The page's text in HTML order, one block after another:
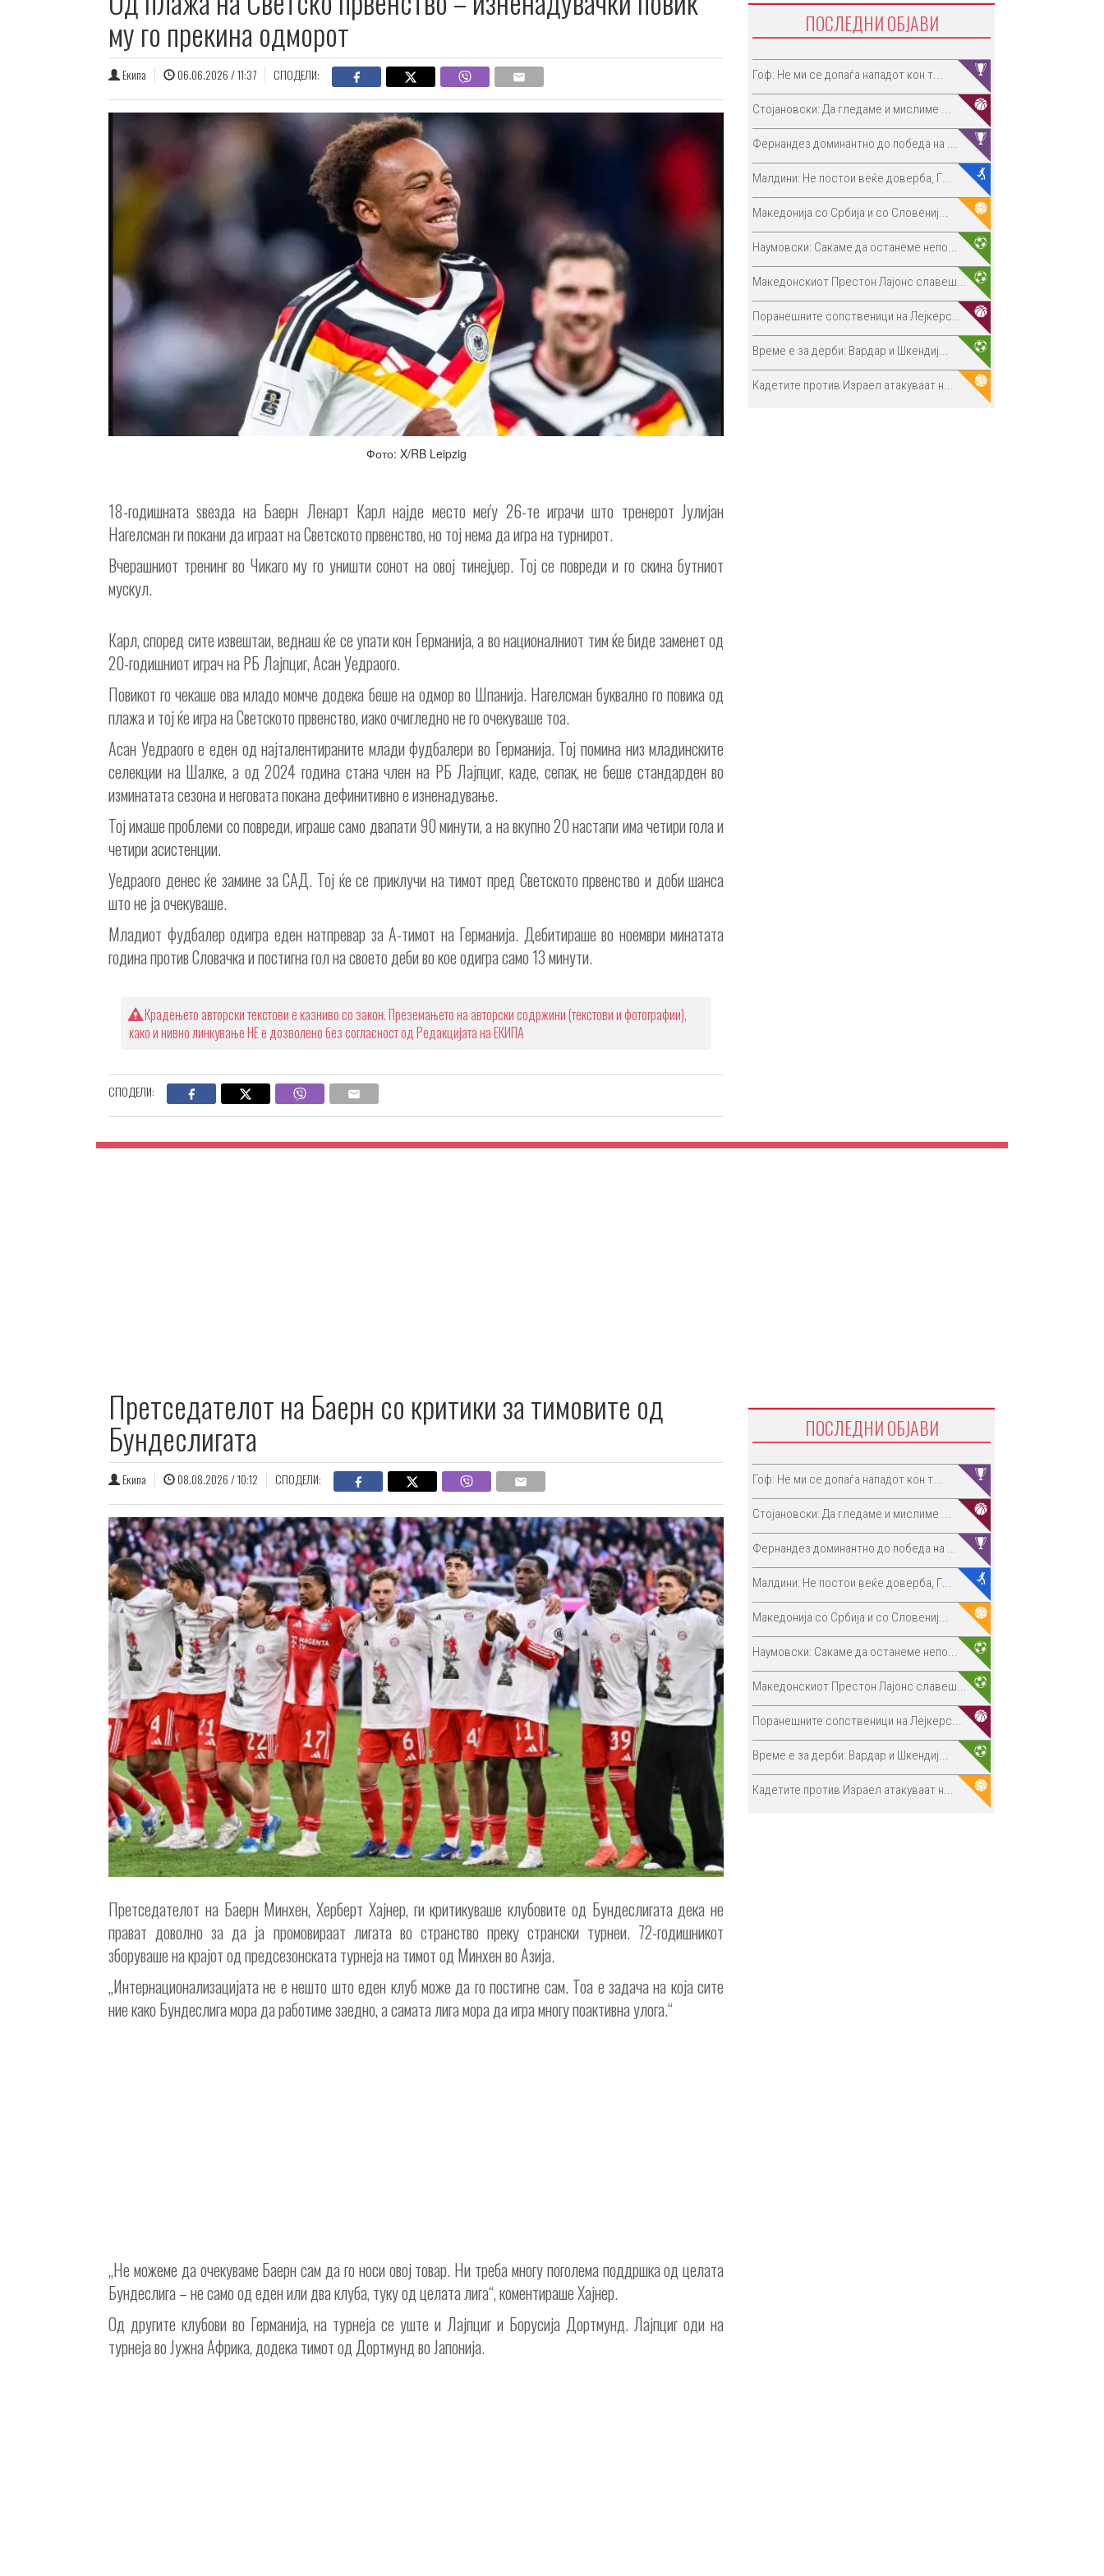
му го прекина одморот
Екипа 06.06.2026 / 11:37 СПОДЕЛИ:
Фото: X/RB Leipzig
18-годишната ѕвезда на Баерн Ленарт Карл најде место меѓу 26-те играчи што тренерот Јулијан
Нагелсман ги покани да играат на Светското првенство, но тој нема да игра на турнирот.
Вчерашниот тренинг во Чикаго му го уништи сонот на овој тинејџер. Тој се повреди и го скина бутниот
мускул.
Карл, според сите извештаи, веднаш ќе се упати кон Германија, а во националниот тим ќе биде заменет од
20-годишниот играч на РБ Лајпциг, Асан Уедраого.
Повикот го чекаше ова младо момче додека беше на одмор во Шпанија. Нагелсман буквално го повика од
плажа и тој ќе игра на Светското првенство, иако очигледно не го очекуваше тоа.
Асан Уедраого е еден од најталентираните млади фудбалери во Германија. Тој помина низ младинските
селекции на Шалке, а од 2024 година стана член на РБ Лајпциг, каде, сепак, не беше стандарден во
изминатата сезона и неговата покана дефинитивно е изненадување.
Тој имаше проблеми со повреди, играше само двапати 90 минути, а на вкупно 20 настапи има четири гола и
четири асистенции.
Уедраого денес ќе замине за САД. Тој ќе се приклучи на тимот пред Светското првенство и доби шанса
што не ја очекуваше.
Младиот фудбалер одигра еден натпревар за А-тимот на Германија. Дебитираше во ноември минатата
година против Словачка и постигна гол на своето деби во кое одигра само 13 минути.
Крадењето авторски текстови е казниво со закон. Преземањето на авторски содржини (текстови и фотографии),
како и нивно линкување НЕ е дозволено без согласност од Редакцијата на ЕКИПА
СПОДЕЛИ:
ПОСЛЕДНИ ОБЈАВИ
Гоф: Не ми се допаѓа нападот кон т...
Стојановски: Да гледаме и мислиме ...
Фернандез доминантно до победа на ...
Малдини: Не постои веќе доверба, Г...
Македонија со Србија и со Словениј...
Наумовски: Сакаме да останеме непо...
Македонскиот Престон Лајонс славеш...
Поранешните сопственици на Лејкерс...
Време е за дерби: Вардар и Шкендиј...
Кадетите против Израел атакуваат н...
Претседателот на Баерн со критики за тимовите од
Бундеслигата
Екипа 08.08.2026 / 10:12 СПОДЕЛИ:
Претседателот на Баерн Минхен, Херберт Хајнер, ги критикуваше клубовите од Бундеслигата дека не
прават доволно за да ја промовираат лигата во странство преку странски турнеи. 72-годишникот
зборуваше на крајот од предсезонската турнеја на тимот од Минхен во Азија.
„Интернационализацијата не е нешто што еден клуб може да го постигне сам. Тоа е задача на која сите
ние како Бундеслига мора да работиме заедно, а самата лига мора да игра многу поактивна улога.“
„Не можеме да очекуваме Баерн сам да го носи овој товар. Ни треба многу поголема поддршка од целата
Бундеслига – не само од еден или два клуба, туку од целата лига“, коментираше Хајнер.
Од другите клубови во Германија, на турнеја се уште и Лајпциг и Борусија Дортмунд. Лајпциг оди на
турнеја во Јужна Африка, додека тимот од Дортмунд во Јапонија.
ПОСЛЕДНИ ОБЈАВИ
Гоф: Не ми се допаѓа нападот кон т...
Стојановски: Да гледаме и мислиме ...
Фернандез доминантно до победа на ...
Малдини: Не постои веќе доверба, Г...
Македонија со Србија и со Словениј...
Наумовски: Сакаме да останеме непо...
Македонскиот Престон Лајонс славеш...
Поранешните сопственици на Лејкерс...
Време е за дерби: Вардар и Шкендиј...
Кадетите против Израел атакуваат н...